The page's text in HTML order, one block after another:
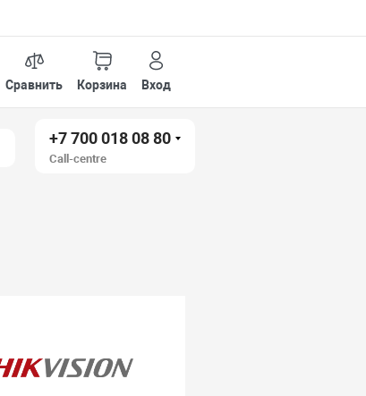
Сравнить Корзина Вход
+7 700 018 08 80
Call-centre